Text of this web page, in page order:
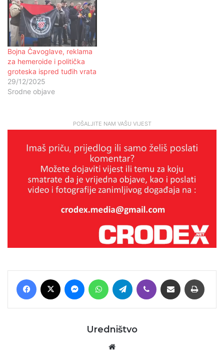
Bojna Čavoglave, reklama
za hemeroide i politička
groteska ispred tuđih vrata
29/12/2025
Srodne objave
POŠALJITE NAM VAŠU VIJEST
Facebook MessengerWhatsAppTelegram Viber Podijeli putem E-maila
Uredništvo